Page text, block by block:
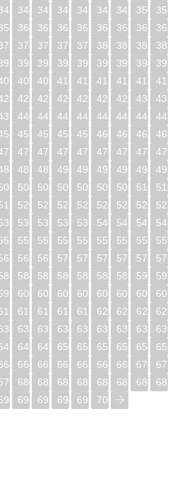
344 345 346 347 348 349 350
360 361 362 363 364 365 366
376 377 378 379 380 381 382
392 393 394 395 396 397 398
408 409 410 411 412 413 414
424 425 426 427 428 429 430
440 441 442 443 444 445 446
456 457 458 459 460 461 462
472 473 474 475 476 477 478
488 489 490 491 492 493 494
504 505 506 507 508 509 510
520 521 522 523 524 525 526
536 537 538 539 540 541 542
552 553 554 555 556 557 558
568 569 570 571 572 573 574
584 585 586 587 588 589 590
600 601 602 603 604 605 606
616 617 618 619 620 621 622
632 633 634 635 636 637 638
648 649 650 651 652 653 654
664 665 666 667 668 669 670
680 681 682 683 684 685 686
696 697 698 699 700